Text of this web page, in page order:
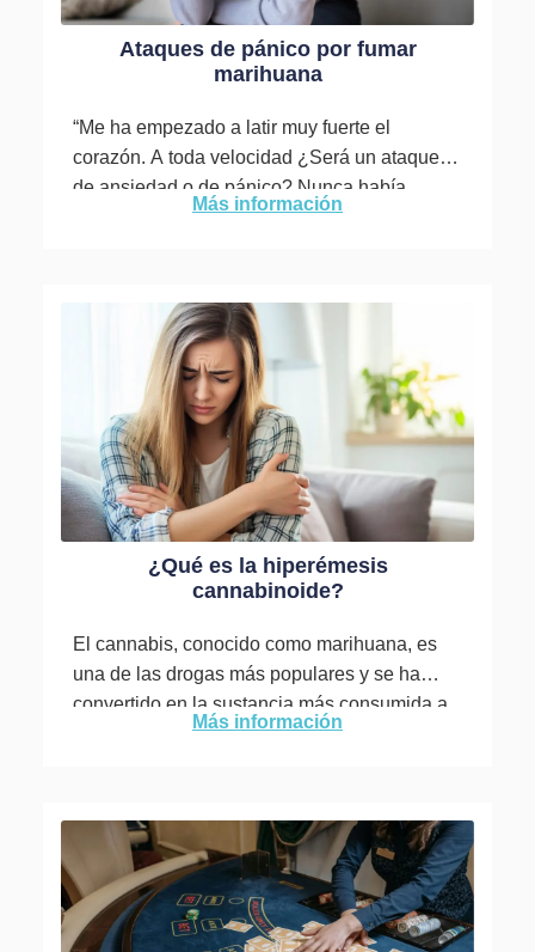
Ataques de pánico por fumar
marihuana
“Me ha empezado a latir muy fuerte el
corazón. A toda velocidad ¿Será un ataque
de ansiedad o de pánico? Nunca había
Más información
¿Qué es la hiperémesis
cannabinoide?
El cannabis, conocido como marihuana, es
una de las drogas más populares y se ha
convertido en la sustancia más consumida a
nivel mundial....
Más información